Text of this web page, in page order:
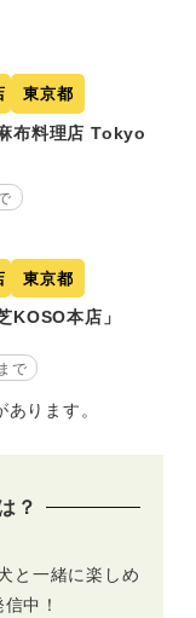
東京都
布料理店 Tokyo
東京都
KOSO本店」
で
ります。
？
と一緒に楽しめ
中！